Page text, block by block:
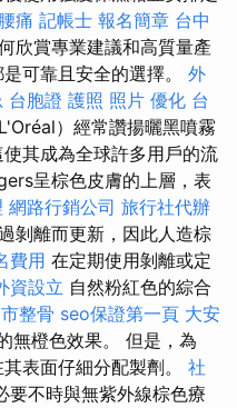
腰痛 記帳士 報名簡章 台中
欣賞專業建議和高質量產
可靠且安全的選擇。 外
台胞證 護照 照片 優化 台
）經常讚揚曬黑噴霧
其成為全球許多用戶的流
呈棕色皮膚的上層，表
網路行銷公司 旅行社代辦
剝離而更新，因此人造棕
費用 在定期使用剝離或定
資設立 自然粉紅色的綜合
整骨 seo保證第一頁 大安
無橙色效果。 但是，為
表面仔細分配製劑。 社
要不時與無紫外線棕色療